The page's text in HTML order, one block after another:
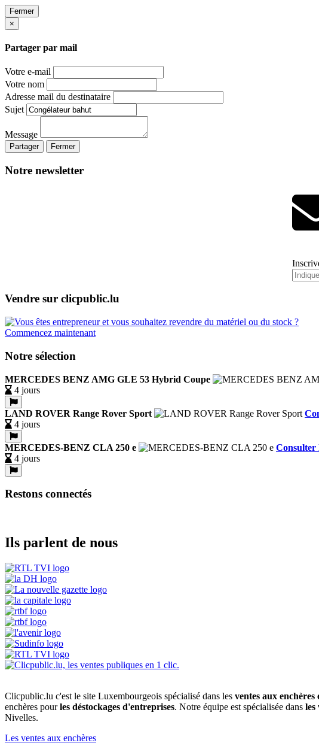
Fermer
×
Partager par mail
Votre e-mail
Votre nom
Adresse mail du destinataire
Sujet
Message
Partager Fermer
Notre newsletter
Vendre sur clicpublic.lu
Commencez maintenant
Notre sélection
MERCEDES BENZ AMG GLE 53 Hybrid Coupe
4 jours
LAND ROVER Range Rover Sport
4 jours
MERCEDES-BENZ CLA 250 e
Consulter
4 jours
Restons connectés
Ils parlent de nous
Clicpublic.lu c'est le site Luxembourgeois spécialisé dans les ventes aux enchères
enchères pourles déstockages d'entreprises. Notre équipe est spécialisée dans les
Nivelles.
Les ventes aux enchères